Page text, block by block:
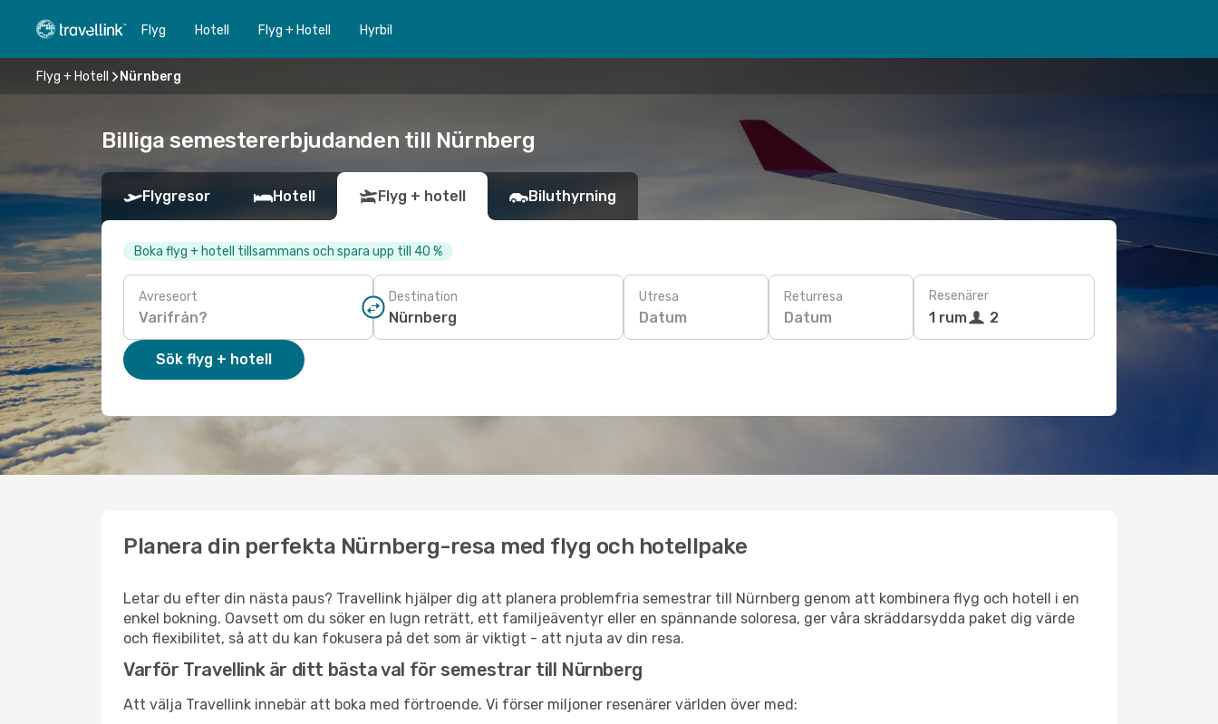
Flyg Hotell Flyg + Hotell Hyrbil
Flyg + Hotell Nürnberg
Billiga semestererbjudanden till Nürnberg
Flygresor Hotell Flyg + hotell Biluthyrning
Boka flyg + hotell tillsammans och spara upp till 40 %
Avreseort Destination Utresa
Datum
Returresa
Datum
Resenärer
1 rum 2
Sök flyg + hotell
Planera din perfekta Nürnberg-resa med flyg och hotellpake
Letar du efter din nästa paus? Travellink hjälper dig att planera problemfria semestrar till Nürnberg genom att kombinera flyg och hotell i en
enkel bokning. Oavsett om du söker en lugn reträtt, ett familjeäventyr eller en spännande soloresa, ger våra skräddarsydda paket dig värde
och flexibilitet, så att du kan fokusera på det som är viktigt - att njuta av din resa.
Varför Travellink är ditt bästa val för semestrar till Nürnberg
Att välja Travellink innebär att boka med förtroende. Vi förser miljoner resenärer världen över med: